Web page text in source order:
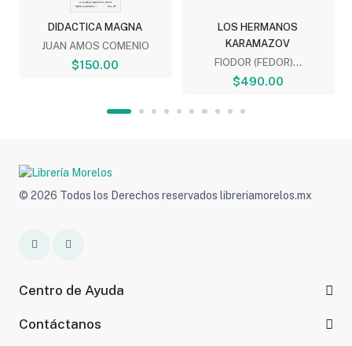
DIDACTICA MAGNA
JUAN AMOS COMENIO
$150.00
LOS HERMANOS
KARAMAZOV
FIODOR (FEDOR)...
$490.00
© 2026 Todos los Derechos reservados libreriamorelos.mx
Centro de Ayuda
Contáctanos